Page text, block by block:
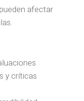
afectar
y críticas